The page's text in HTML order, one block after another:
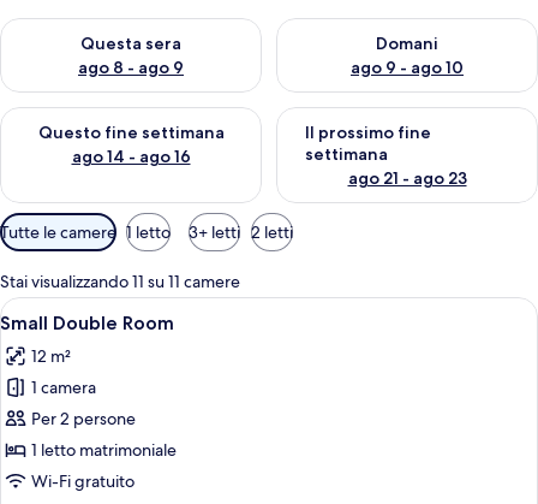
Questa sera
ago 8 - ago 9
Verifica la disponibilità per questa sera, ago 8 - ago 9
Domani
ago 9 - ago 10
Verifica la disponibilità per
Questo fine settimana
ago 14 - ago 16
Verifica la disponibilità per questo fine settimana, ago 14 -
Il prossimo fine
settimana
ago 21 - ago 23
Verifica la disponibilità per il
Filtri
disponibili
per
le
camere
Tutte le camere 1 letto 3+ letti 2 letti
Stai visualizzando 11 su 11 camere
Apri
tutte
le
foto
per
Small
Double
Un letto rifatto con cuscini bianchi e
5
Small Double Room
12 m²
1 camera
Per 2 persone
1 letto matrimoniale
Wi-Fi gratuito